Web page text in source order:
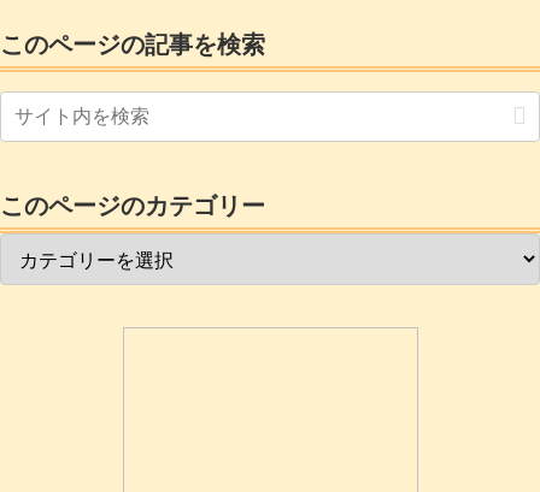
このページの記事を検索
このページのカテゴリー